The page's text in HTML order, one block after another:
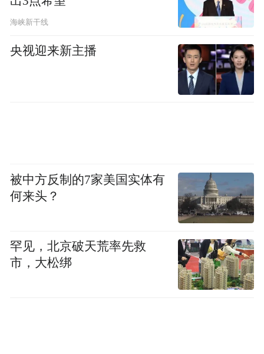
田。
一次拥军帮扶，一生初心传承。活动尾声，
志愿者桓春梅主动留存个人联系方式，承诺
全天候为两名孩子提供学习答疑、心理疏
导、生活解难等全方位帮扶，用常态化陪伴
海峡新干线
央视迎来新主播
被中方反制的7家美国实体有
何来头？
罕见，北京破天荒率先救
市，大松绑